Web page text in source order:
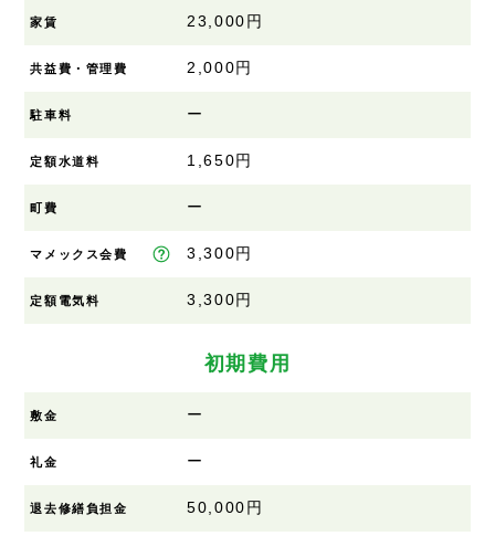
家賃 23,000円
共益費・管理費 2,000円
駐車料 ー
定額水道料 1,650円
町費 ー
マメックス会費 3,300円
定額電気料 3,300円
初期費用
敷金 ー
礼金 ー
退去修繕負担金 50,000円